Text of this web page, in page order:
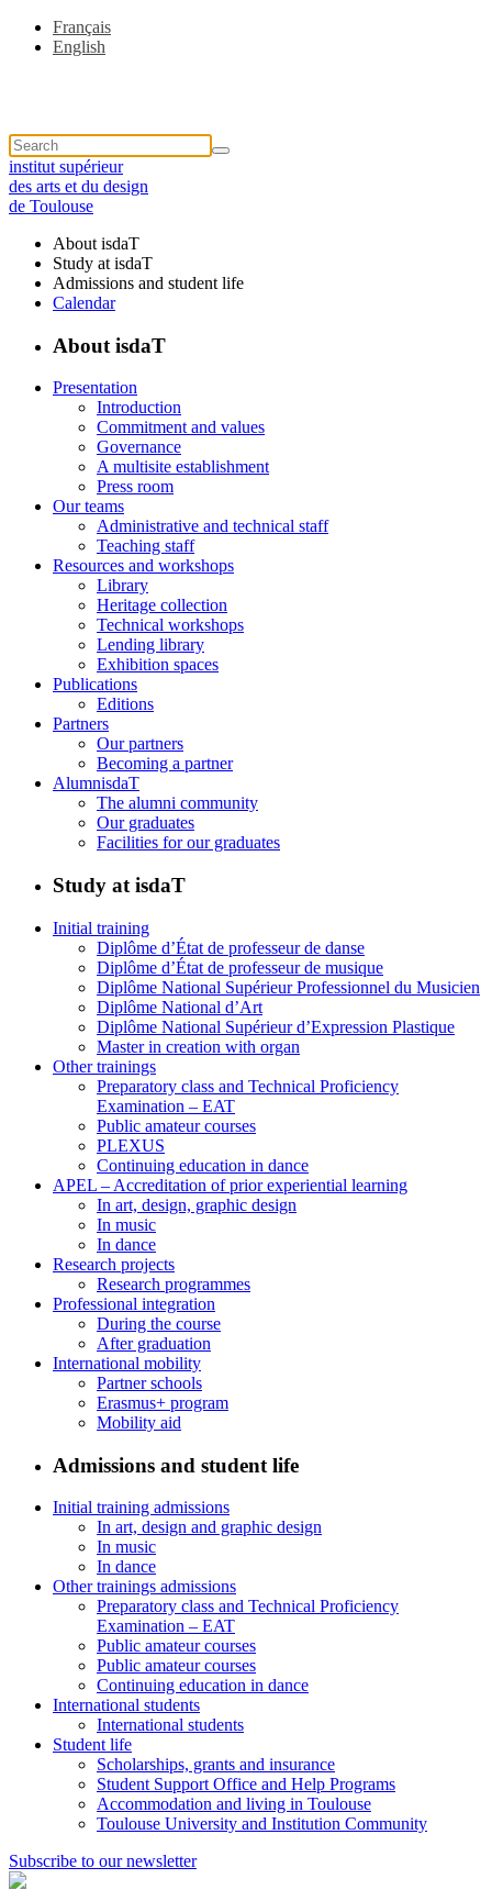
Français
English
institut supérieur
des arts et du design
de Toulouse
About isdaT
Study at isdaT
Admissions and student life
Calendar
About isdaT
Presentation
Introduction
Commitment and values
Governance
A multisite establishment
Press room
Our teams
Administrative and technical staff
Teaching staff
Resources and workshops
Library
Heritage collection
Technical workshops
Lending library
Exhibition spaces
Publications
Editions
Partners
Our partners
Becoming a partner
AlumnisdaT
The alumni community
Our graduates
Facilities for our graduates
Study at isdaT
Initial training
Diplôme d’État de professeur de danse
Diplôme d’État de professeur de musique
Diplôme National Supérieur Professionnel du Musicien
Diplôme National d’Art
Diplôme National Supérieur d’Expression Plastique
Master in creation with organ
Other trainings
Preparatory class and Technical Proficiency
Examination – EAT
Public amateur courses
PLEXUS
Continuing education in dance
APEL – Accreditation of prior experiential learning
In art, design, graphic design
In music
In dance
Research projects
Research programmes
Professional integration
During the course
After graduation
International mobility
Partner schools
Erasmus+ program
Mobility aid
Admissions and student life
Initial training admissions
In art, design and graphic design
In music
In dance
Other trainings admissions
Preparatory class and Technical Proficiency
Examination – EAT
Public amateur courses
Public amateur courses
Continuing education in dance
International students
International students
Student life
Scholarships, grants and insurance
Student Support Office and Help Programs
Accommodation and living in Toulouse
Toulouse University and Institution Community
Subscribe to our newsletter